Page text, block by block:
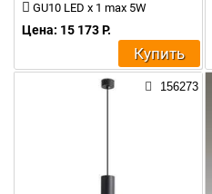
GU10 LED x 1 max 5W
Цена: 15 173 Р.
Купить
156273